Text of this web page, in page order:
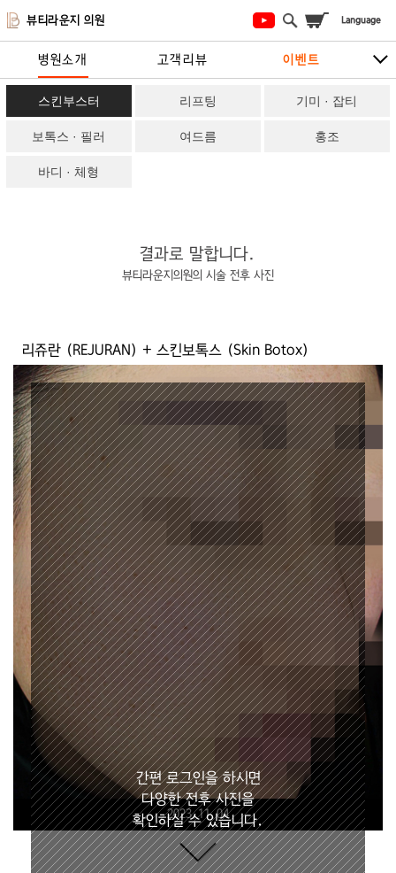
뷰티라운지 의원
병원소개 고객리뷰 이벤트
시술안내 지점안내 상담/예약하기
스킨부스터 리프팅 기미 · 잡티
보톡스 · 필러 여드름 홍조
바디 · 체형
결과로 말합니다.
뷰티라운지의원의 시술 전후 사진
리쥬란 (REJURAN) + 스킨보톡스 (Skin Botox)
2023.11.04
간편 로그인을 하시면
다양한 전후 사진을
확인하실 수 있습니다.